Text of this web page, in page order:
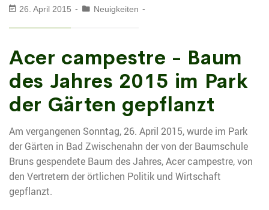
26. April 2015 Neuigkeiten
Acer campestre - Baum
des Jahres 2015 im Park
der Gärten gepflanzt
Am vergangenen Sonntag, 26. April 2015, wurde im Park
der Gärten in Bad Zwischenahn der von der Baumschule
Bruns gespendete Baum des Jahres, Acer campestre, von
den Vertretern der örtlichen Politik und Wirtschaft
gepflanzt.